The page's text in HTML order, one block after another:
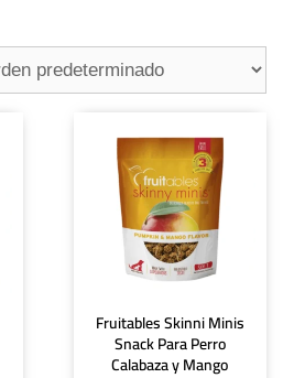
Fruitables Skinni Minis
Snack Para Perro
Calabaza y Mango